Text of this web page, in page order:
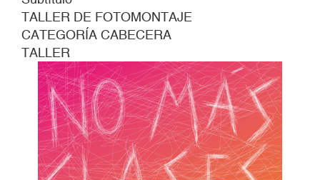
TALLER DE FOTOMONTAJE
CATEGORÍA CABECERA
TALLER